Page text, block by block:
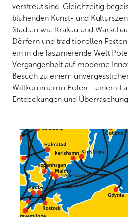
verstreut sind. Gleichzeitig
blühenden Kunst- und
Städten wie Krakau und
Dörfern und traditionellen
ein in die faszinierende Welt
Vergangenheit auf moderne
Besuch zu einem
Willkommen in Polen - einem
Entdeckungen und